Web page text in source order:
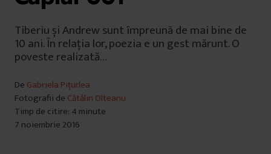
Tiberiu și Andrew sunt împreună de mai bine de
10 ani. În relația lor, poezia e un gest mărunt. O
poveste realizată…
De Gabriela Pițurlea
Fotografii de Cătălin Olteanu
Timp de citire: 4 minute
7 noiembrie 2016